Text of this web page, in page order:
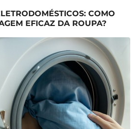
COMO
EFICAZ DA ROUPA?